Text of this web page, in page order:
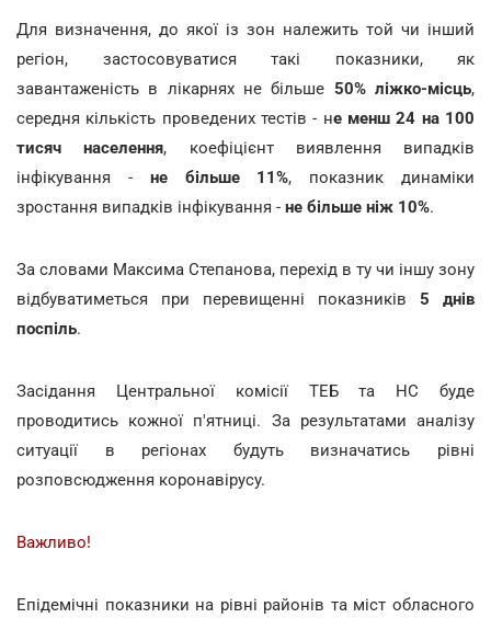
Для визначення, до якої із зон належить той чи інший
регіон, застосовуватися такі показники, як
завантаженість в лікарнях не більше 50% ліжко-місць,
середня кількість проведених тестів - не менш 24 на 100
тисяч населення, коефіцієнт виявлення випадків
інфікування - не більше 11%, показник динаміки
зростання випадків інфікування - не більше ніж 10%.
За словами Максима Степанова, перехід в ту чи іншу зону
відбуватиметься при перевищенні показників 5 днів
поспіль.
Засідання Центральної комісії ТЕБ та НС буде
проводитись кожної п'ятниці. За результатами аналізу
ситуації в регіонах будуть визначатись рівні
розповсюдження коронавірусу.
Важливо!
Епідемічні показники на рівні районів та міст обласного